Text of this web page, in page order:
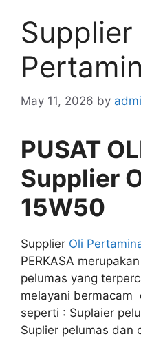
Supplier
May 11, 2026 by
PUSAT
Supplier
15W50
Supplier Oli
PERKASA
pelumas yang
melayani bermacam
seperti : Suplaier
Suplier pelumas dan